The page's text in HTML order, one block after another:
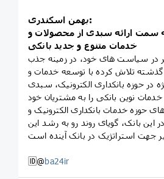
بهمن اسکندری:
سمت ارائه سبدی از محصولات و
خدمات متنوع و جدید بانکی
در سیاست های خود، در زمینه جذب
تلاش کرده با توسعه خدمات و
در حوزه بانکداری الکترونیک، سبدی
نوین بانکی را به مشتریان خود
حوزه خدمات بانکداری الکترونیک و
این بانک، گویای روند رو به رشد این
🆔@ba24ir